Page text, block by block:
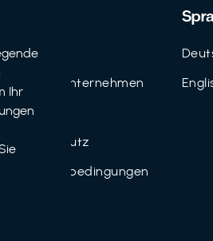
Kontakt
FAQ für Unternehmen
Imprint
Datenschutz
Nutzungsbedingungen
Ihr